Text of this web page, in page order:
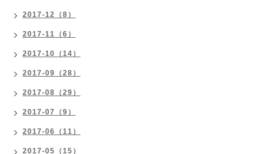
2017-12（8）
2017-11（6）
2017-10（14）
2017-09（28）
2017-08（29）
2017-07（9）
2017-06（11）
2017-05（15）